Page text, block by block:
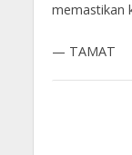
memastikan
— TAMAT